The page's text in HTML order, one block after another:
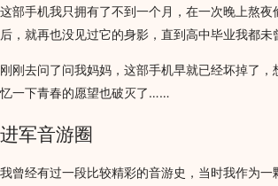
这部手机我只拥有了不到一个月，在一次晚上熬夜
后，就再也没见过它的身影，直到高中毕业我都未
刚刚去问了问我妈妈，这部手机早就已经坏掉了，
忆一下青春的愿望也破灭了……
进军音游圈
我曾经有过一段比较精彩的音游史，当时我作为一